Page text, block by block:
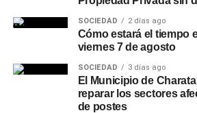
SOCIEDAD 2 días ago
Cómo estará el tiempo
viernes 7 de agosto
SOCIEDAD 3 días ago
El Municipio de
reparar los sectores
de postes